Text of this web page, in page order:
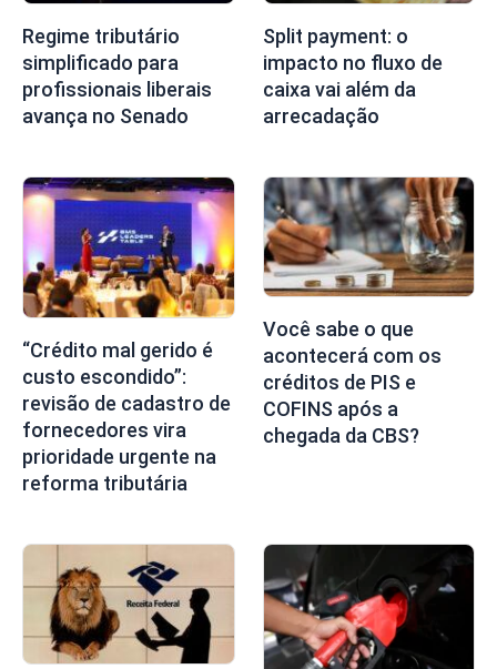
Regime tributário
simplificado para
profissionais liberais
avança no Senado
Split payment: o
impacto no fluxo de
caixa vai além da
arrecadação
“Crédito mal gerido é
custo escondido”:
revisão de cadastro de
fornecedores vira
prioridade urgente na
reforma tributária
Você sabe o que
acontecerá com os
créditos de PIS e
COFINS após a
chegada da CBS?